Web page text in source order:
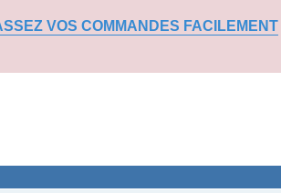
VOS COMMANDES FACILEMENT